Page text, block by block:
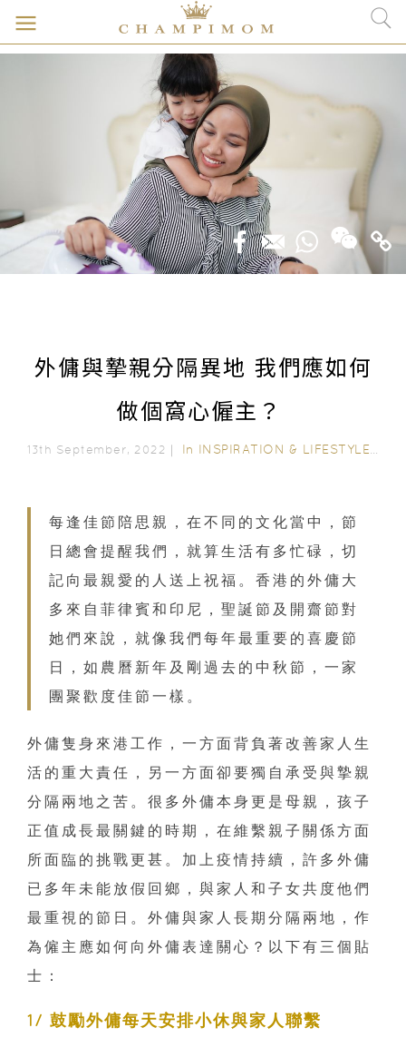
外傭與摯親分隔異地 我們應如何
做個窩心僱主？
13th September, 2022｜ In INSPIRATION & LIFESTYLE
每逢佳節陪思親，在不同的文化當中，節
日總會提醒我們，就算生活有多忙碌，切
記向最親愛的人送上祝福。香港的外傭大
多來自菲律賓和印尼，聖誕節及開齋節對
她們來說，就像我們每年最重要的喜慶節
日，如農曆新年及剛過去的中秋節，一家
團聚歡度佳節一樣。
外傭隻身來港工作，一方面背負著改善家人生
活的重大責任，另一方面卻要獨自承受與摯親
分隔兩地之苦。很多外傭本身更是母親，孩子
正值成長最關鍵的時期，在維繫親子關係方面
所面臨的挑戰更甚。加上疫情持續，許多外傭
已多年未能放假回鄉，與家人和子女共度他們
最重視的節日。外傭與家人長期分隔兩地，作
為僱主應如何向外傭表達關心？以下有三個貼
士：
1/ 鼓勵外傭每天安排小休與家人聯繫